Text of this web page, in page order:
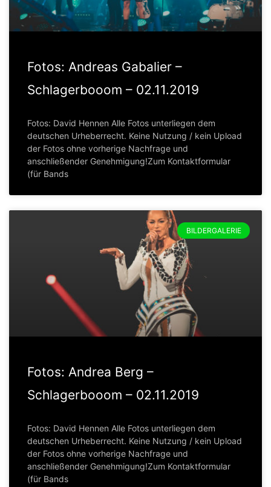
Fotos: Andreas Gabalier –
Schlagerbooom – 02.11.2019
Fotos: David Hennen Alle Fotos unterliegen dem
deutschen Urheberrecht. Keine Nutzung / kein Upload
der Fotos ohne vorherige Nachfrage und
anschließender Genehmigung!Zum Kontaktformular
(für Bands
BILDERGALERIE
Fotos: Andrea Berg –
Schlagerbooom – 02.11.2019
Fotos: David Hennen Alle Fotos unterliegen dem
deutschen Urheberrecht. Keine Nutzung / kein Upload
der Fotos ohne vorherige Nachfrage und
anschließender Genehmigung!Zum Kontaktformular
(für Bands